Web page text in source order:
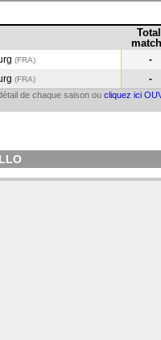
Total
(FRA)
-
(FRA) -
de chaque saison ou cliquez ici